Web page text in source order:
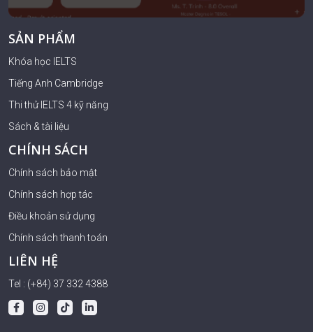
SẢN PHẨM
Khóa học IELTS
Tiếng Anh Cambridge
Thi thử IELTS 4 kỹ năng
Sách & tài liệu
CHÍNH SÁCH
Chính sách bảo mật
Chính sách hợp tác
Điều khoản sử dụng
Chính sách thanh toán
LIÊN HỆ
Tel : (+84) 37 332 4388